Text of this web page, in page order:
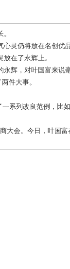
灵仍将放在名创
在了永辉上。
永辉，对叶国富来说
件大事。
系列改良范例，
大会。今日，叶国